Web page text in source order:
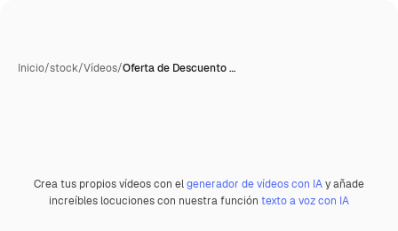
Inicio/stock/Vídeos/Oferta de Descuento …
Premium
Crea tus propios vídeos con elgenerador de vídeos con IAy añade
increíbles locuciones con nuestra función texto a voz con IA